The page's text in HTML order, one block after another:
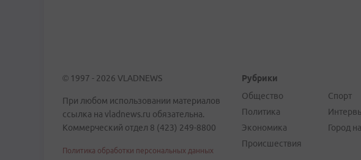
© 1997 - 2026 VLADNEWS
При любом использовании материалов
ссылка на vladnews.ru обязательна.
Коммерческий отдел 8 (423) 249-8800
Политика обработки персональных данных
Рубрики
Общество
Политика
Экономика
Происшествия
Спорт
Город